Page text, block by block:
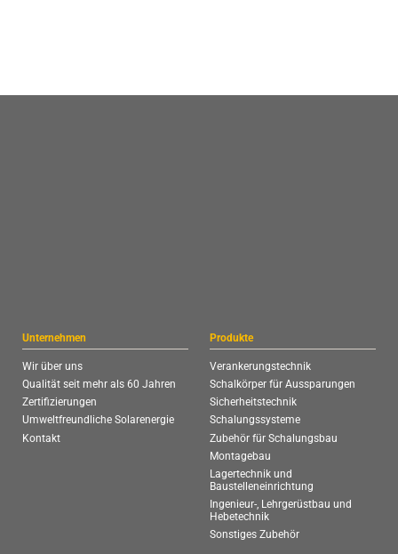
Unternehmen
Wir über uns
Qualität seit mehr als 60 Jahren
Zertifizierungen
Umweltfreundliche Solarenergie
Kontakt
Produkte
Verankerungstechnik
Schalkörper für Aussparungen
Sicherheitstechnik
Schalungssysteme
Zubehör für Schalungsbau
Montagebau
Lagertechnik und
Baustelleneinrichtung
Ingenieur-, Lehrgerüstbau und
Hebetechnik
Sonstiges Zubehör